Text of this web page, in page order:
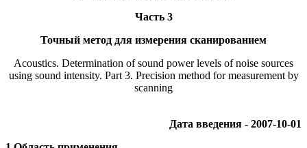
Часть 3
Точный метод для измерения сканированием
Acoustics. Determination of sound power levels of noise sources
using sound intensity. Part 3. Precision method for measurement by
scanning
Дата введения - 2007-10-01